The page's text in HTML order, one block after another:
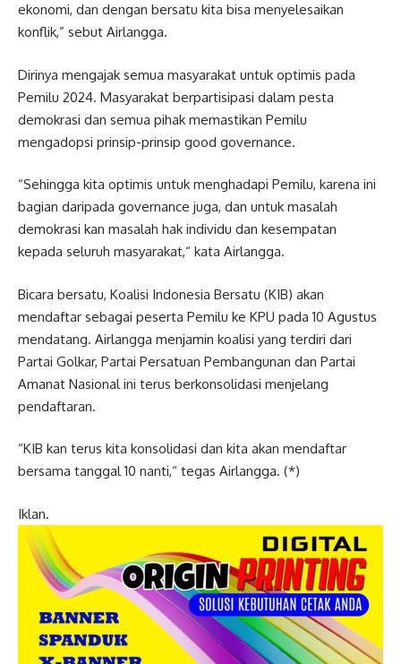
ekonomi, dan dengan bersatu kita bisa menyelesaikan
konflik,” sebut Airlangga.
Dirinya mengajak semua masyarakat untuk optimis pada
Pemilu 2024. Masyarakat berpartisipasi dalam pesta
demokrasi dan semua pihak memastikan Pemilu
mengadopsi prinsip-prinsip good governance.
“Sehingga kita optimis untuk menghadapi Pemilu, karena ini
bagian daripada governance juga, dan untuk masalah
demokrasi kan masalah hak individu dan kesempatan
kepada seluruh masyarakat,“ kata Airlangga.
Bicara bersatu, Koalisi Indonesia Bersatu (KIB) akan
mendaftar sebagai peserta Pemilu ke KPU pada 10 Agustus
mendatang. Airlangga menjamin koalisi yang terdiri dari
Partai Golkar, Partai Persatuan Pembangunan dan Partai
Amanat Nasional ini terus berkonsolidasi menjelang
pendaftaran.
“KIB kan terus kita konsolidasi dan kita akan mendaftar
bersama tanggal 10 nanti,“ tegas Airlangga. (*)
Iklan.